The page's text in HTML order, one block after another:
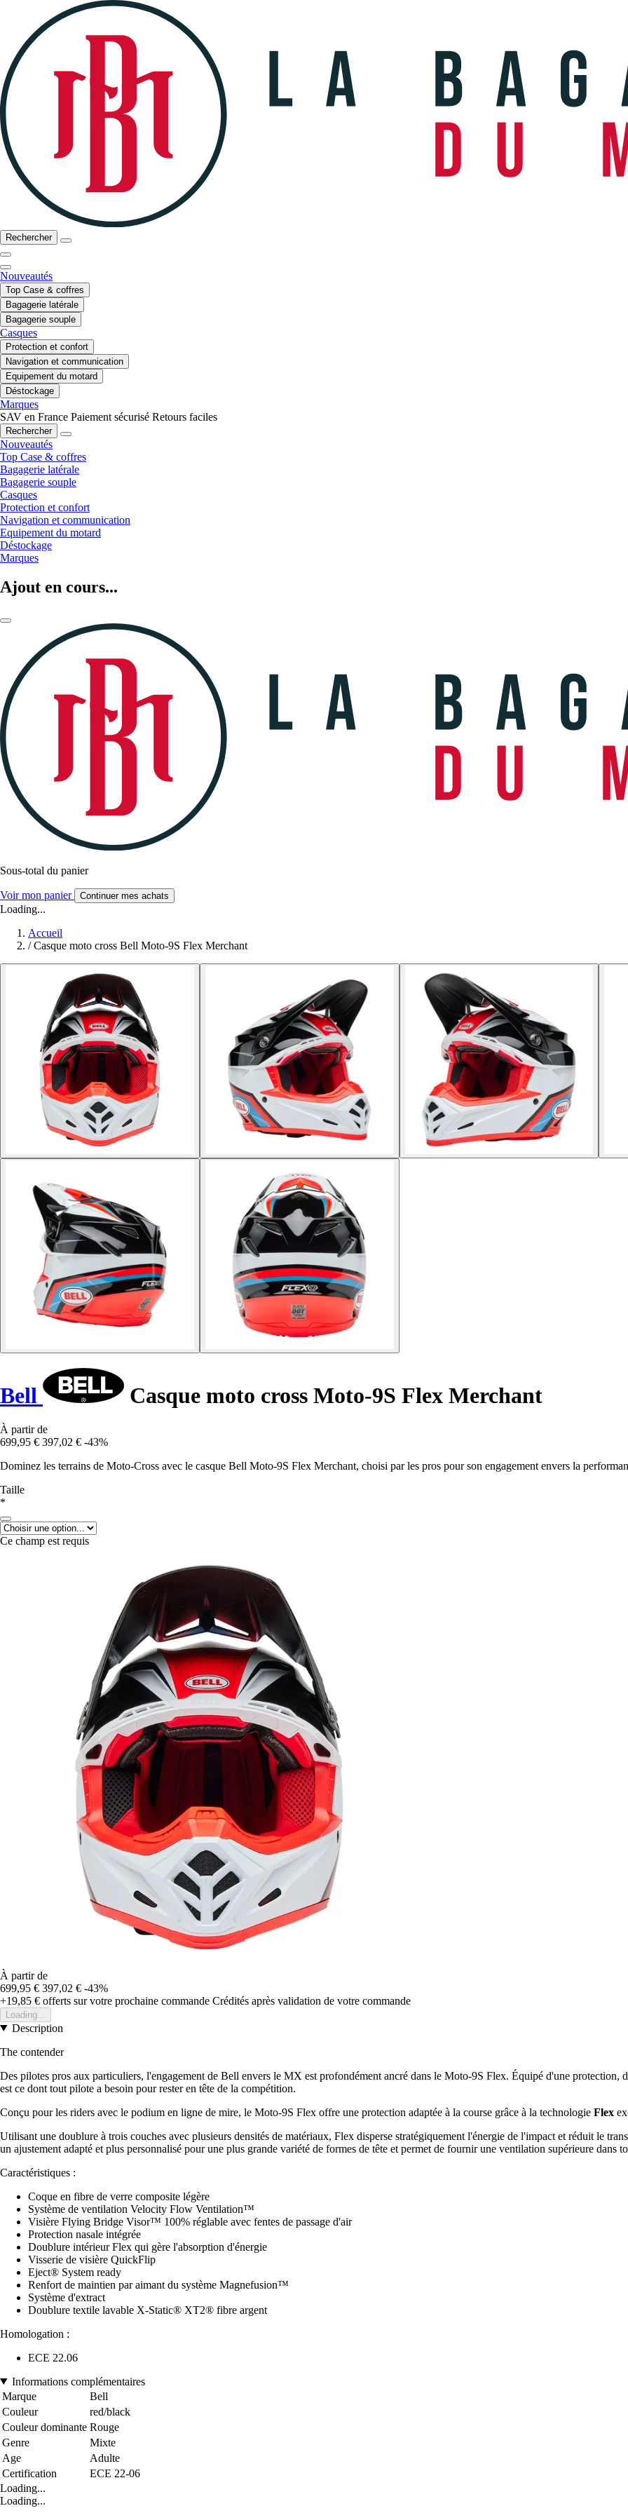
Rechercher
Nouveautés
Top Case & coffres
Bagagerie latérale
Bagagerie souple
Casques
Protection et confort
Navigation et communication
Equipement du motard
Déstockage
Marques
SAV en France Paiement sécurisé Retours faciles
Rechercher
Nouveautés
Top Case & coffres
Bagagerie latérale
Bagagerie souple
Casques
Protection et confort
Navigation et communication
Equipement du motard
Déstockage
Marques
Ajout en cours...
Sous-total du panier
Voir mon panier Continuer mes achats
Loading...
Accueil
/ Casque moto cross Bell Moto-9S Flex Merchant
Bell Casque moto cross Moto-9S Flex Merchant
À partir de
699,95 € 397,02 € -43%
Dominez les terrains de Moto-Cross avec le casque Bell Moto-9S Flex Merchant, choisi par les pros pour son engagement envers la
Taille
*
Ce champ est requis
À partir de
699,95 € 397,02 € -43%
+19,85 € offerts sur votre prochaine commande Crédités après validation de votre commande
Loading...
Description
The contender
Des pilotes pros aux particuliers, l'engagement de Bell envers le MX est profondément ancré dans le Moto-9S Flex. Équipé d'une protection,
est ce dont tout pilote a besoin pour rester en tête de la compétition.
Conçu pour les riders avec le podium en ligne de mire, le Moto-9S Flex offre une protection adaptée à la course grâce à la technologie Flex
Utilisant une doublure à trois couches avec plusieurs densités de matériaux, Flex disperse stratégiquement l'énergie de l'impact et réduit le
un ajustement adapté et plus personnalisé pour une plus grande variété de formes de tête et permet de fournir une ventilation supérieure dans
Caractéristiques :
Coque en fibre de verre composite légère
Système de ventilation Velocity Flow Ventilation™
Visière Flying Bridge Visor™ 100% réglable avec fentes de passage d'air
Protection nasale intégrée
Doublure intérieur Flex qui gère l'absorption d'énergie
Visserie de visière QuickFlip
Eject® System ready
Renfort de maintien par aimant du système Magnefusion™
Système d'extract
Doublure textile lavable X-Static® XT2® fibre argent
Homologation :
ECE 22.06
Informations complémentaires
Marque
Bell
Couleur
red/black
Couleur dominante Rouge
Genre
Mixte
Age
Adulte
Certification
ECE 22-06
Loading...
Loading...